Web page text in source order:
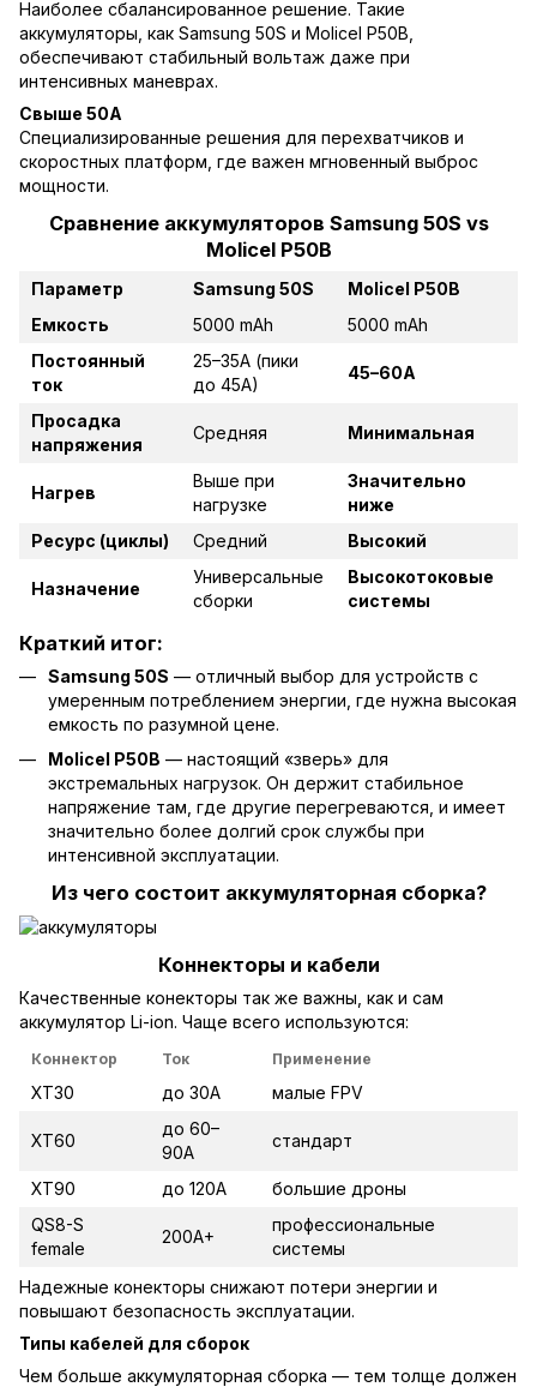
Наиболее сбалансированное решение. Такие
аккумуляторы, как Samsung 50S и Molicel P50B,
обеспечивают стабильный вольтаж даже при
интенсивных маневрах.
Свыше 50А
Специализированные решения для перехватчиков и
скоростных платформ, где важен мгновенный выброс
мощности.
Сравнение аккумуляторов Samsung 50S vs
Molicel P50B
Параметр Samsung 50S
Molicel P50B
Емкость
5000 mAh
5000 mAh
Постоянный
ток
25–35A (пики
до 45A)
45–60A
Просадка
напряжения
Средняя Минимальная
Нагрев
Выше при
нагрузке
Значительно
ниже
Ресурс (циклы)
Средний Высокий
Назначение
Универсальные
сборки
Высокотоковые
системы
Краткий итог:
Samsung 50S — отличный выбор для устройств с
умеренным потреблением энергии, где нужна высокая
емкость по разумной цене.
Molicel P50B — настоящий «зверь» для
экстремальных нагрузок. Он держит стабильное
напряжение там, где другие перегреваются, и имеет
значительно более долгий срок службы при
интенсивной эксплуатации.
Из чего состоит аккумуляторная сборка?
Коннекторы и кабели
Качественные конекторы так же важны, как и сам
аккумулятор Li-ion. Чаще всего используются:
Коннектор Ток Применение
XT30 до 30A малые FPV
XT60
до 60–
90A
стандарт
XT90 до 120A
большие дроны
QS8-S
female
200A+
профессиональные
системы
Надежные конекторы снижают потери энергии и
повышают безопасность эксплуатации.
Типы кабелей для сборок
Чем больше аккумуляторная сборка — тем толще должен